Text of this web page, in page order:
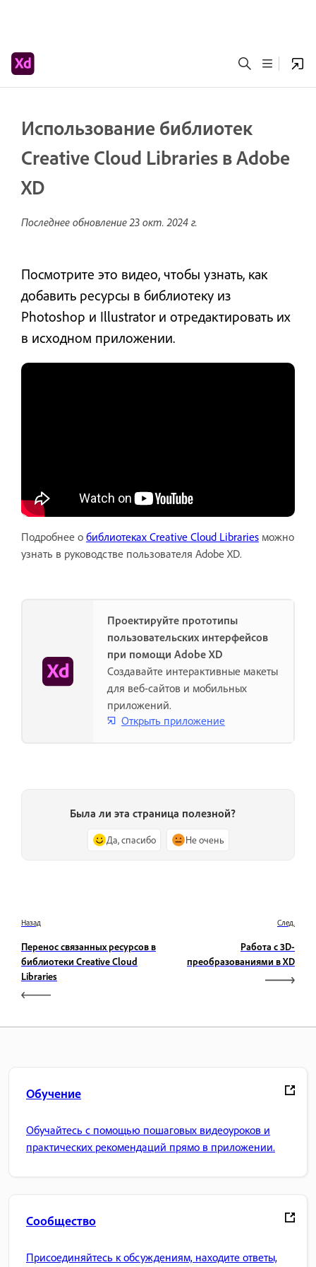
Использование библиотек
Creative Cloud Libraries в Adobe
XD
Последнее обновление23 окт. 2024 г.
Посмотрите это видео, чтобы узнать, как
добавить ресурсы в библиотеку из
Photoshop и Illustrator и отредактировать их
в исходном приложении.
Подробнее о библиотеках Creative Cloud Libraries можно
узнать в руководстве пользователя Adobe XD.
Проектируйте прототипы
пользовательских интерфейсов
при помощи Adobe XD
Создавайте интерактивные макеты
для веб-сайтов и мобильных
приложений.
Открыть приложение
Была ли эта страница полезной?
Да, спасибо Не очень
Назад
Перенос связанных ресурсов в
библиотеки Creative Cloud
Libraries
След.
Работа с 3D-
преобразованиями в XD
Обучение
Обучайтесь с помощью пошаговых видеоуроков и
практических рекомендаций прямо в приложении.
Сообщество
Присоединяйтесь к обсуждениям, находите ответы,